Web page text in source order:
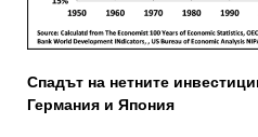
Спадът на нетните
Германия и Япония